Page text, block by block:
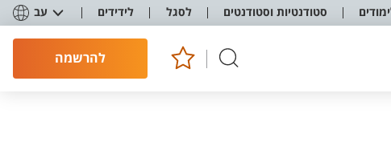
סטודנטיות וסטודנטים לסגל לידידים עב
להרשמה